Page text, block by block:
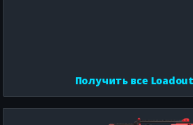
Получить все